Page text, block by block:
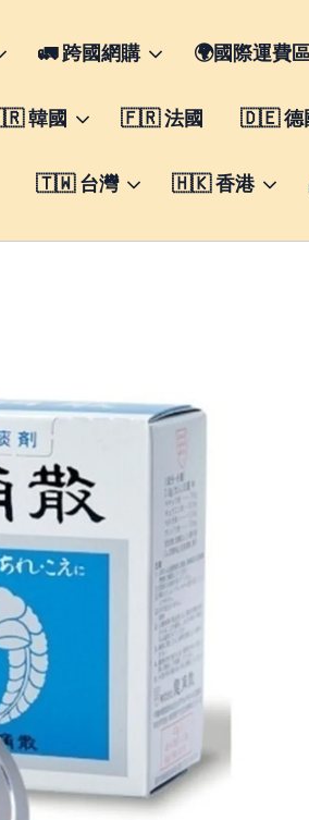
🚛 跨國網購 🌍國際運費
韓國 🇫🇷 法國 🇩🇪 德
🇹🇼 台灣 🇭🇰 香港